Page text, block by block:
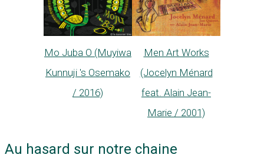
Mo Juba O (Muyiwa
Kunnuji 's Osemako
/ 2016)
Men Art Works
(Jocelyn Ménard
feat. Alain Jean-
Marie / 2001)
Au hasard sur notre chaine